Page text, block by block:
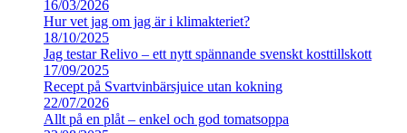
16/03/2026
Hur vet jag om jag är i klimakteriet?
18/10/2025
Jag testar Relivo – ett nytt spännande svenskt kosttillskott
17/09/2025
Recept på Svartvinbärsjuice utan kokning
22/07/2026
Allt på en plåt – enkel och god tomatsoppa